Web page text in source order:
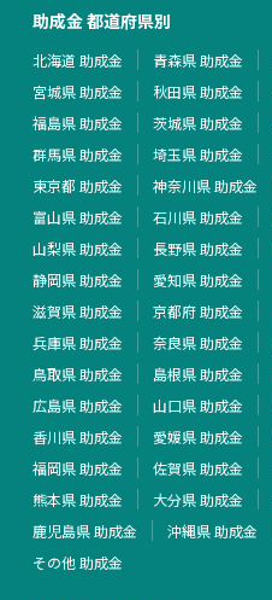
助成金 都道府県別
北海道 助成金 青森県 助成金
宮城県 助成金
秋田県 助成金
福島県 助成金
茨城県 助成金
群馬県 助成金
埼玉県 助成金
東京都 助成金
神奈川県 助成金
富山県 助成金
石川県 助成金
山梨県 助成金
長野県 助成金
静岡県 助成金
愛知県 助成金
滋賀県 助成金
京都府 助成金
兵庫県 助成金
奈良県 助成金
鳥取県 助成金
島根県 助成金
広島県 助成金
山口県 助成金
香川県 助成金
愛媛県 助成金
福岡県 助成金
佐賀県 助成金
熊本県 助成金
大分県 助成金
鹿児島県 助成金
沖縄県 助成金
その他 助成金